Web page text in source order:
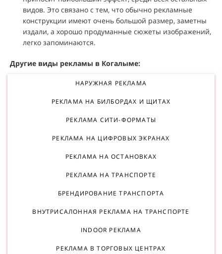
видов. Это связано с тем, что обычно рекламные
конструкции имеют очень большой размер, заметны
издали, а хорошо продуманные сюжеты изображений,
легко запоминаются.
Другие виды рекламы в Когалыме:
НАРУЖНАЯ РЕКЛАМА
РЕКЛАМА НА БИЛБОРДАХ И ЩИТАХ
РЕКЛАМА СИТИ-ФОРМАТЫ
РЕКЛАМА НА ЦИФРОВЫХ ЭКРАНАХ
РЕКЛАМА НА ОСТАНОВКАХ
РЕКЛАМА НА ТРАНСПОРТЕ
БРЕНДИРОВАНИЕ ТРАНСПОРТА
ВНУТРИСАЛОННАЯ РЕКЛАМА НА ТРАНСПОРТЕ
INDOOR РЕКЛАМА
РЕКЛАМА В ТОРГОВЫХ ЦЕНТРАХ